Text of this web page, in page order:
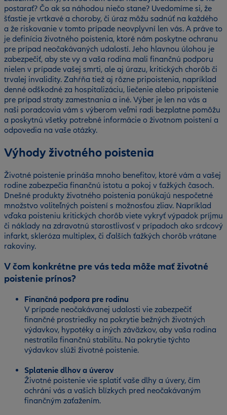
postarať? Čo ak sa náhodou niečo stane? Uvedomíme si, že
šťastie je vrtkavé a choroby, či úraz môžu sadnúť na každého
a že riskovanie v tomto prípade neovplyvní len vás. A práve to
je definícia životného poistenia, ktoré nám poskytne ochranu
pre prípad neočakávaných udalostí. Jeho hlavnou úlohou je
zabezpečiť, aby ste vy a vaša rodina mali finančnú podporu
nielen v prípade vašej smrti, ale aj úrazu, kritických chorôb či
trvalej invalidity. Zahŕňa tiež aj rôzne pripoistenia, napríklad
denné odškodné za hospitalizáciu, liečenie alebo pripoistenie
pre prípad straty zamestnania a iné. Výber je len na vás a
naši poradcovia vám s výberom veľmi radi bezplatne pomôžu
a poskytnú všetky potrebné informácie o životnom poistení a
odpovedia na vaše otázky.
Výhody životného poistenia
Životné poistenie prináša mnoho benefitov, ktoré vám a vašej
rodine zabezpečia finančnú istotu a pokoj v ťažkých časoch.
Dnešné produkty životného poistenia ponúkajú nespočetné
množstvo voliteľných poistení s možnosťou zliav. Napríklad
vďaka poisteniu kritických chorôb viete vykryť výpadok príjmu
či náklady na zdravotnú starostlivosť v prípadoch ako srdcový
infarkt, skleróza multiplex, či ďalších ťažkých chorôb vrátane
rakoviny.
V čom konkrétne pre vás teda môže mať životné
poistenie prínos?
Finančná podpora pre rodinu
V prípade neočakávanej udalosti vie zabezpečiť
finančné prostriedky na pokrytie bežných životných
výdavkov, hypotéky a iných záväzkov, aby vaša rodina
nestratila finančnú stabilitu. Na pokrytie týchto
výdavkov slúži životné poistenie.
Splatenie dlhov a úverov
Životné poistenie vie splatiť vaše dlhy a úvery, čím
ochráni vás a vašich blízkych pred neočakávaným
finančným zaťažením.